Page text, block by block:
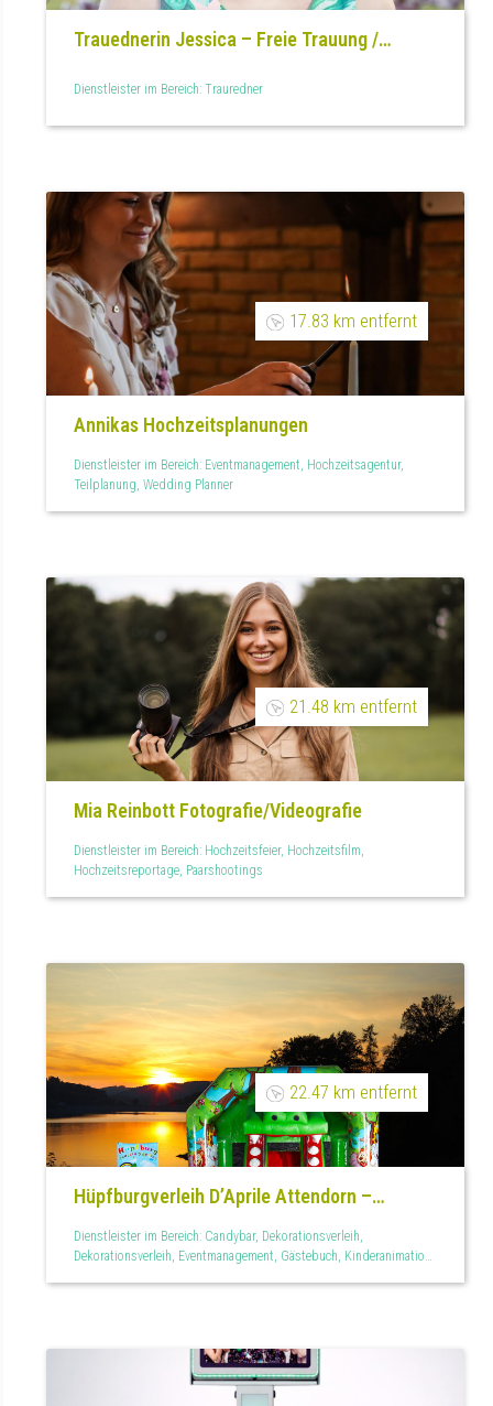
Trauednerin Jessica – Freie Trauung /
Dienstleister im Bereich: Trauredner
17.83 km entfernt
Annikas Hochzeitsplanungen
Dienstleister im Bereich: Eventmanagement, Hochzeitsagentur,
Teilplanung, Wedding Planner
21.48 km entfernt
Mia Reinbott Fotografie/Videografie
Dienstleister im Bereich: Hochzeitsfeier, Hochzeitsfilm,
Hochzeitsreportage, Paarshootings
22.47 km entfernt
Hüpfburgverleih D’Aprile Attendorn –
Hüpfburgen & Eventmodule
Dienstleister im Bereich: Candybar, Dekorationsverleih,
Dekorationsverleih, Eventmanagement, Gästebuch, Kinderanimation,